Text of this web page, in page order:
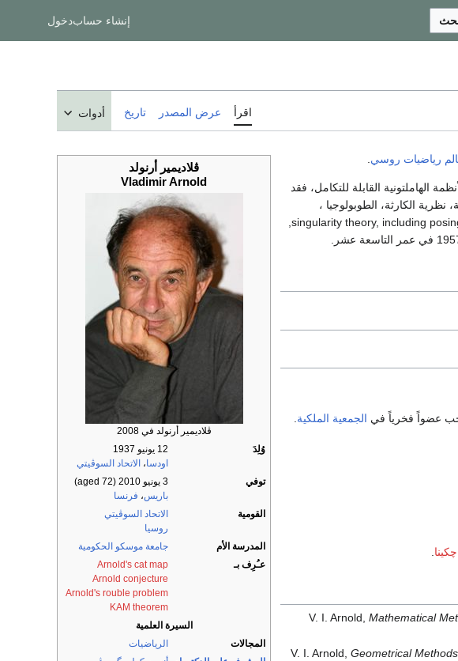
إنشاء حسابدخول
اقرأ عرض المصدر تاريخ أدوات
ڤلاديمير أرنولد
Vladimir Arnold
ڤلاديمير أرنولد في 2008
وُلِدَ
12 يونيو 1937
اودسا، الاتحاد السوڤيتي
توفي
3 يونيو 2010
(aged 72)
باريس، فرنسا
القومية
الاتحاد السوڤيتي
روسيا
المدرسة الأم
جامعة موسكو الحكومية
عـُرِف بـ
Arnold's cat map
Arnold conjecture
Arnold's rouble problem
KAM theorem
السيرة العلمية
المجالات
الرياضيات
رياضيات روسي
الهاملتونية القابلة للتكامل، فقد
نظرية الكارثة، الطوبولوجيا ،
الجمعية الملكية
.
V. I. Arnold, Mathematical
V. I. Arnold, Geometrical